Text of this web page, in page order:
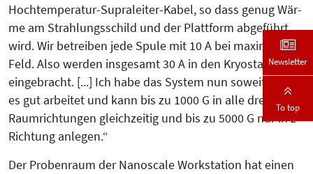
Hochtemperatur-Supraleiter-Kabel, so dass genug Wär­
me am Strahlungsschild und der Platt­form abgeführt
wird. Wir betreiben jede Spule mit 10 A bei maximalem
Feld. Also werden insgesamt 30 A in den Kryostaten
eingebracht. [...] Ich habe das System nun soweit, dass
es gut arbeitet und kann bis zu 1000 G in alle drei
Raumrichtungen gleichzeitig und bis zu 5000 G nur in z-
Richtung anlegen.“
Der Probenraum der Nanoscale Work­station hat einen
Newsletter
To top